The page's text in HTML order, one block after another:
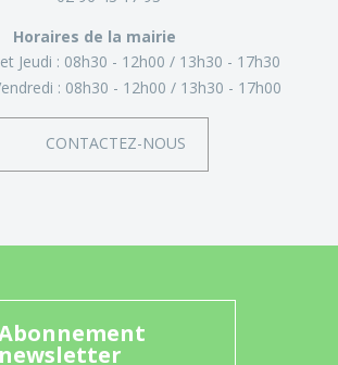
Horaires de la mairie
Jeudi : 08h30 - 12h00
13h30 - 17h30
: 08h30 - 12h00 13h30 - 17h00
CONTACTEZ-NOUS
newsletter